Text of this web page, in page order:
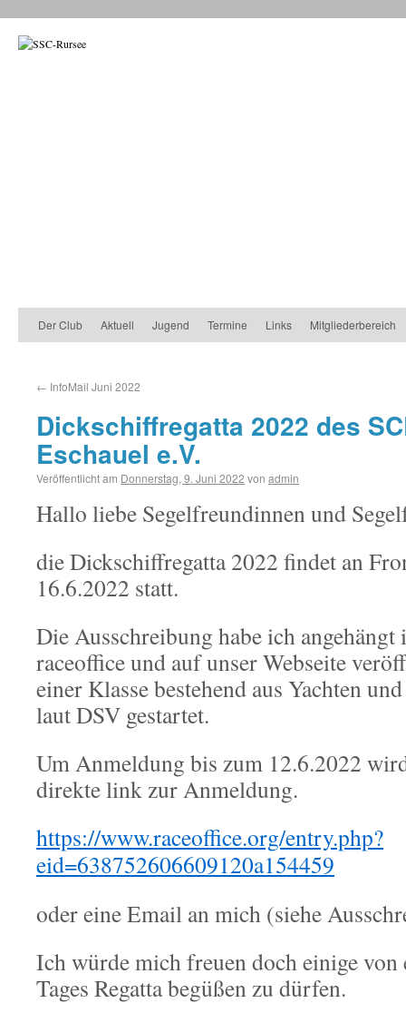
Der Club Aktuell Jugend Termine Links Mitgliederbereich
← InfoMail Juni 2022
Dickschiffregatta 2022 des
Eschauel e.V.
Veröffentlicht am Donnerstag, 9. Juni 2022 von admin
Hallo liebe Segelfreundinnen und
die Dickschiffregatta 2022 findet an
16.6.2022 statt.
Die Ausschreibung habe ich angehängt
raceoffice und auf unser Webseite
einer Klasse bestehend aus Yachten
laut DSV gestartet.
Um Anmeldung bis zum 12.6.2022
direkte link zur Anmeldung.
https://www.raceoffice.org/entry.php?
eid=638752606609120a154459
oder eine Email an mich (siehe
Ich würde mich freuen doch einige von
Tages Regatta begüßen zu dürfen.